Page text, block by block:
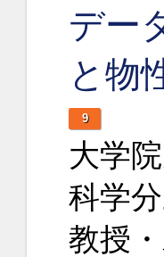
デー
と物
9
大学
科学
教授